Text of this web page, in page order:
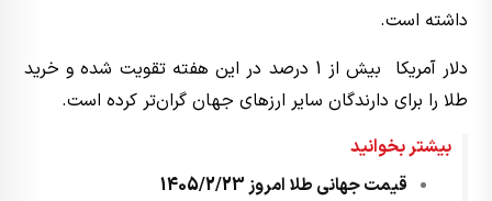
داشته است.
دلار آمریکا بیش از 1 درصد در این هفته تقویت شده و خرید
طلا را برای دارندگان سایر ارزهای جهان گران‌تر کرده است.
بیشتر بخوانید
قیمت جهانی طلا امروز 1405/2/23